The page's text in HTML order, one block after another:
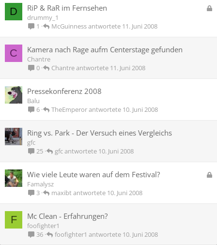
r
D
G
RiP & RaR im Fernsehen
drummy_1
1
11. Juni 2008
McGuinness
C Kamera nach Rage aufm Centerstage gefunden
Chantre
0
11. Juni 2008
Chantre
Pressekonferenz 2008
Balu
6
10. Juni 2008
TheEmperor
Ring vs. Park - Der Versuch eines Vergleichs
gfc
25
10. Juni 2008
gfc
G
Wie viele Leute waren auf dem Festival?
Famalysz
3
10. Juni 2008
maxibt
F Mc Clean - Erfahrungen?
foofighter1
36
10. Juni 2008
foofighter1